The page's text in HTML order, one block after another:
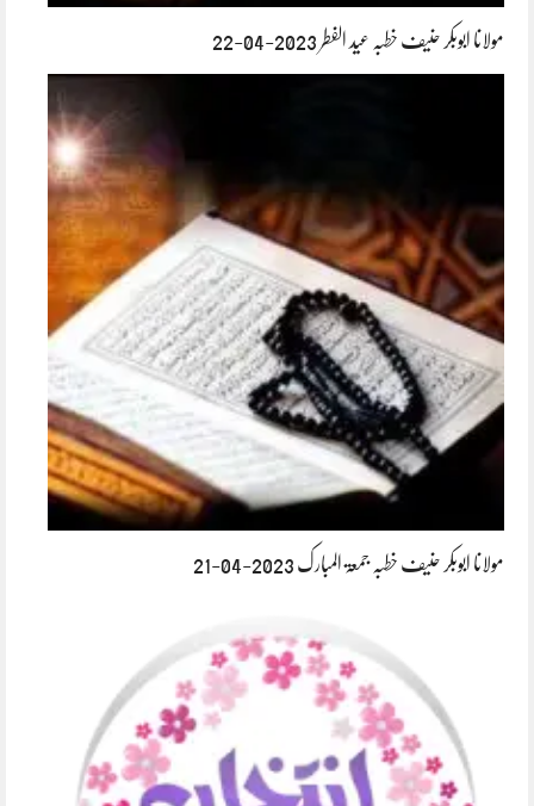
مولانا ابوبکر حنیف خطبہ عید الفطر 2023-04-22
مولانا ابوبکر حنیف خطبہ جمعۃ المبارک 2023-04-21